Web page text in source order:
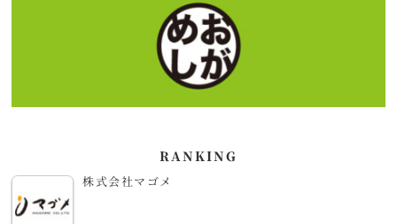
RANKING
株式会社マゴメ